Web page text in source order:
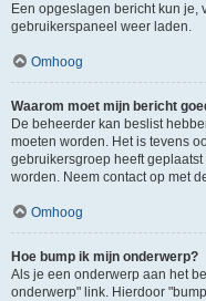
Een opgeslagen bericht kun je,
gebruikerspaneel weer laden.
Omhoog
Waarom moet mijn bericht
De beheerder kan beslist
moeten worden. Het is tevens
gebruikersgroep heeft
worden. Neem contact op met
Omhoog
Hoe bump ik mijn onderwerp?
Als je een onderwerp aan het
onderwerp" link. Hierdoor